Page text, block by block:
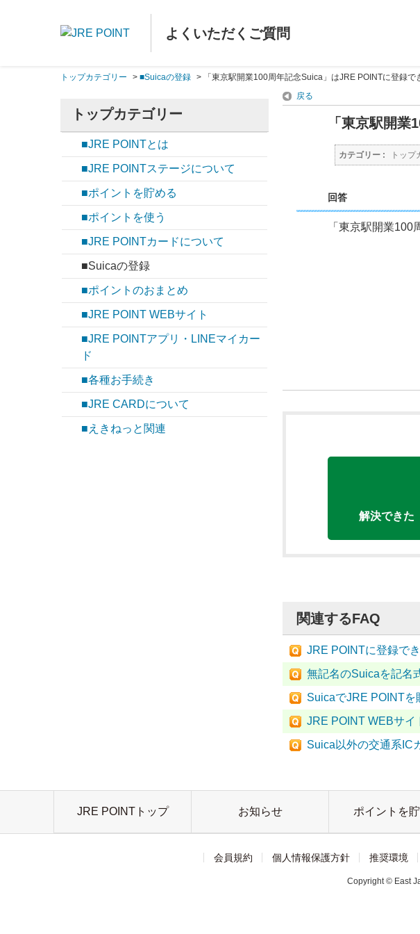
よくいただくご質問
トップカテゴリー > ■Suicaの登録 > 「東京駅開業100周年記念Suica」はJRE POINTに登録で
トップカテゴリー
■JRE POINTとは
■JRE POINTステージについて
■ポイントを貯める
■ポイントを使う
■JRE POINTカードについて
■Suicaの登録
■ポイントのおまとめ
■JRE POINT WEBサイト
■JRE POINTアプリ・LINEマイカー
ド
■各種お手続き
■JRE CARDについて
■えきねっと関連
戻る
「東京駅開
カテゴリー : トップ
回答
「東京駅開業
解決できた
関連するFAQ
JRE POINTに登録で
無記名のSuicaを記名
SuicaでJRE POINTを
JRE POINT WEBサイ
Suica以外の交通系IC
JRE POINTトップ お知らせ ポイントを
会員規約 個人情報保護方針 推奨環境
Copyright © East